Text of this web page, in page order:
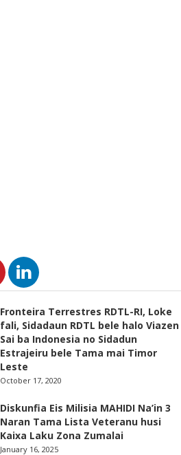
Fronteira Terrestres RDTL-RI, Loke
fali, Sidadaun RDTL bele halo Viazen
Sai ba Indonesia no Sidadun
Estrajeiru bele Tama mai Timor
Leste
October 17, 2020
Diskunfia Eis Milisia MAHIDI Na’in 3
Naran Tama Lista Veteranu husi
Kaixa Laku Zona Zumalai
January 16, 2025